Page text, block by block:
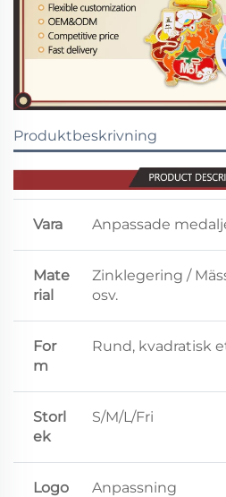
Produktbeskrivning
Vara Anpassade
Mate
rial
Zinklegering /
osv.
For
m
Rund, kvadratisk
Storl
ek
S/M/L/Fri
Logo
Anpassning